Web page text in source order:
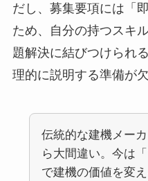
だし、募集要項には「
ため、自分の持つスキ
題解決に結びつけられ
理的に説明する準備が
伝統的な建機メー
ら大間違い。今は
で建機の価値を変